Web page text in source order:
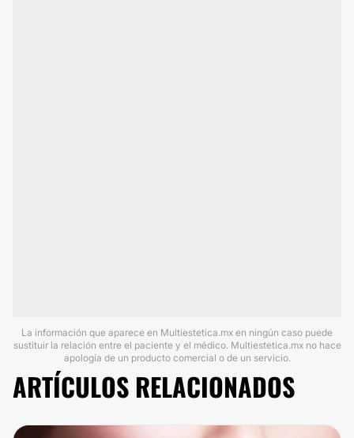
La información que aparece en Multiestetica.mx en ningún caso puede
sustituir la relación entre el paciente y el médico. Multiestetica.mx no hace
apología de un producto comercial o de un servicio.
ARTÍCULOS RELACIONADOS